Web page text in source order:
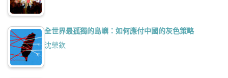
全世界最孤獨的島嶼：如何應付中國的灰色策略
沈榮欽